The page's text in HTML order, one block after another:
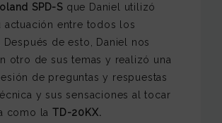
SPD-S que Daniel utilizó
actuación entre todos los
Después de esto, Daniel nos
otro de sus temas y realizó una
de preguntas y respuestas
y sus sensaciones al tocar
como laTD-20KX.